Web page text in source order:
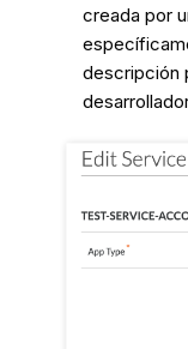
creada por
descripción